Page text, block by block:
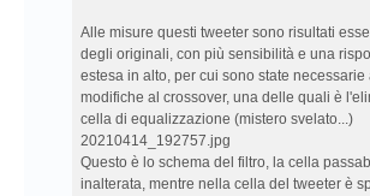
Alle misure questi tweeter sono risultati
degli originali, con più sensibilità e una
estesa in alto, per cui sono state
modifiche al crossover, una delle quali è
cella di equalizzazione (mistero svelato...)
20210414_192757.jpg
Questo è lo schema del filtro, la cella
inalterata, mentre nella cella del tweeter è